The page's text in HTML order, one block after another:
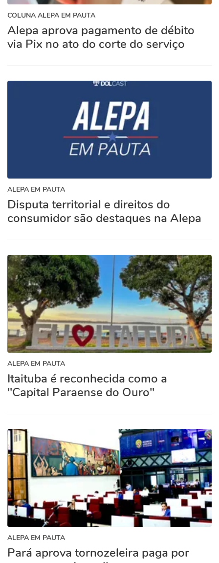
COLUNA ALEPA EM PAUTA
Alepa aprova pagamento de débito
via Pix no ato do corte do serviço
ALEPA EM PAUTA
Disputa territorial e direitos do
consumidor são destaques na Alepa
ALEPA EM PAUTA
Itaituba é reconhecida como a
"Capital Paraense do Ouro"
ALEPA EM PAUTA
Pará aprova tornozeleira paga por